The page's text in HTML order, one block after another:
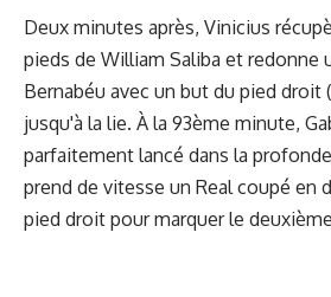
Deux minutes après, Vinicius
pieds de William Saliba et redonne
Bernabéu avec un but du pied droit
jusqu'à la lie. À la 93ème minute,
parfaitement lancé dans la
prend de vitesse un Real coupé en
pied droit pour marquer le